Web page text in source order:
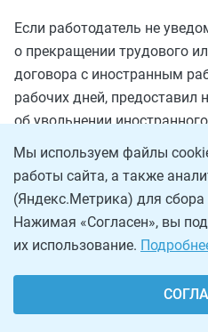
Если работодатель не
о прекращении трудового
договора с иностранным
рабочих дней, предоставил
об увольнении
форму уведомления, то это
административное
частью 3статьи 18.15 КоАП
предусмотрены следующие
граждане — штраф от
должностные лица
от 35 000 до 50 000 руб.;
Мы используем файлы
работы сайта, а также
(Яндекс.Метрика) для сбора
Нажимая «Согласен», вы
их использование.